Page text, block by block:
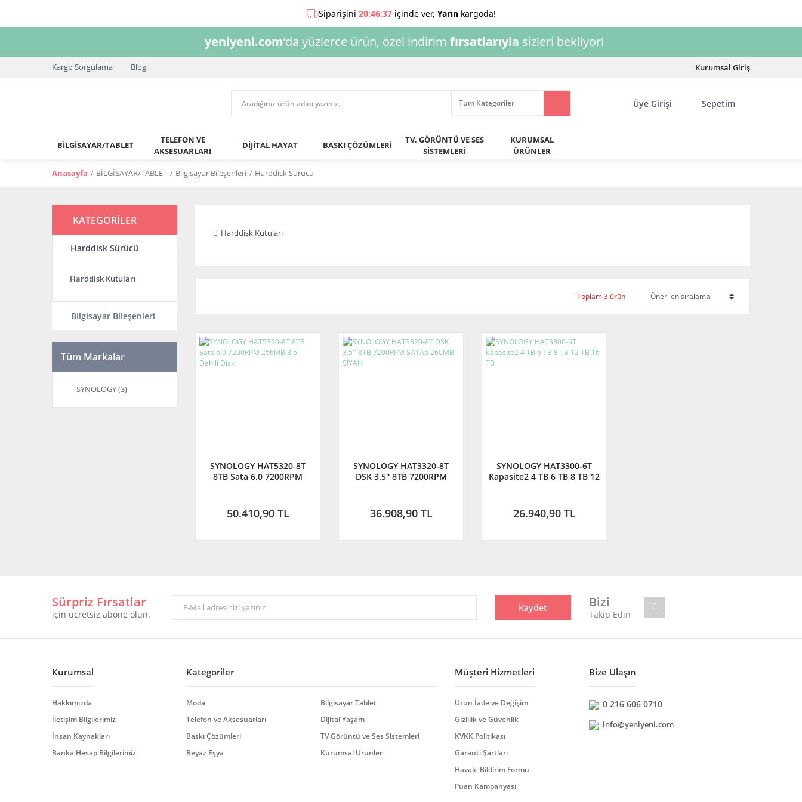
yeniyeni.com’da yüzlerce ürün, özel indirim fırsatlarıyla sizleri bekliyor!
Kargo Sorgulama Blog Kurumsal Giriş
Üye Girişi Sepetim
BİLGİSAYAR/TABLET
TELEFON VE
AKSESUARLARI
DİJİTAL HAYAT BASKI ÇÖZÜMLERİ
TV, GÖRÜNTÜ VE SES
SİSTEMLERİ
KURUMSAL
ÜRÜNLER
Anasayfa BİLGİSAYAR/TABLET Bilgisayar Bileşenleri Harddisk Sürücü
KATEGORİLER
Harddisk Sürücü
Harddisk Kutuları
Bilgisayar Bileşenleri
Tüm Markalar
SYNOLOGY (3)
Harddisk Kutuları
Toplam 3 ürün
SYNOLOGY HAT5320-8T
8TB Sata 6.0 7200RPM
50.410,90 TL
SYNOLOGY HAT3320-8T
DSK 3.5'' 8TB 7200RPM
SATA6 260MB SİYAH
36.908,90 TL
SYNOLOGY HAT3300-6T
Kapasite2 4 TB 6 TB 8 TB 12
26.940,90 TL
Sürpriz Fırsatlar
için ücretsiz abone olun.
Kaydet Bizi
Takip Edin
Kurumsal
Hakkımızda
İletişim Bilgilerimiz
İnsan Kaynakları
Banka Hesap Bilgilerimiz
Kategoriler
Moda
Telefon ve Aksesuarları
Baskı Çözümleri
Beyaz Eşya
Bilgisayar Tablet
Dijital Yaşam
TV Görüntü ve Ses Sistemleri
Kurumsal Ürünler
Müşteri Hizmetleri
Ürün İade ve Değişim
Gizlilik ve Güvenlik
KVKK Politikası
Garanti Şartları
Havale Bildirim Formu
Puan Kampanyası
Bize Ulaşın
0 216 606 0710
info@yeniyeni.com